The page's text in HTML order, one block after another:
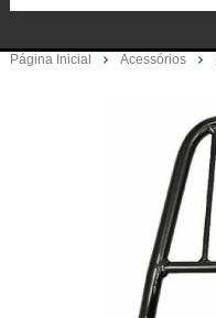
Página Inicial Acessórios